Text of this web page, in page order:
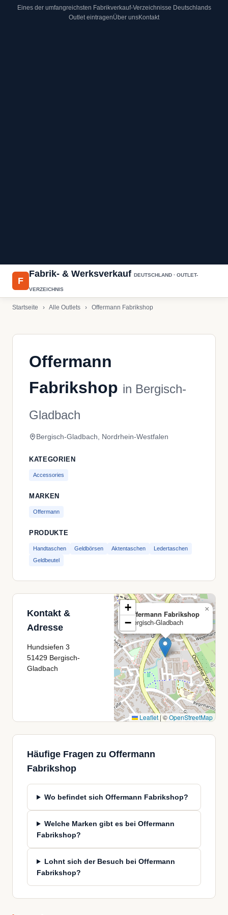
Eines der umfangreichsten Fabrikverkauf-Verzeichnisse Deutschlands
Outlet eintragenÜber unsKontakt
F
Fabrik- & WerksverkaufDEUTSCHLAND · OUTLET-
VERZEICHNIS
Startseite › Alle Outlets › Offermann Fabrikshop
Offermann
Fabrikshop in Bergisch-
Gladbach
Bergisch-Gladbach, Nordrhein-Westfalen
KATEGORIEN
Accessories
MARKEN
Offermann
PRODUKTE
Handtaschen Geldbörsen Aktentaschen
Ledertaschen
Geldbeutel
Kontakt &
Adresse
Hundsiefen 3
51429 Bergisch-
Gladbach
Offermann Fabrikshop
Bergisch-Gladbach
×
+
−
Leaflet |©OpenStreetMap
Häufige Fragen zu Offermann
Fabrikshop
Wo befindet sich Offermann Fabrikshop?
Welche Marken gibt es bei Offermann
Fabrikshop?
Lohnt sich der Besuch bei Offermann
Fabrikshop?